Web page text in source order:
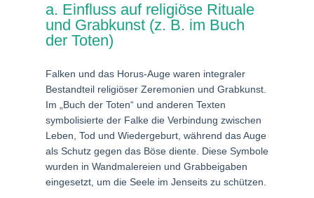
a. Einfluss auf religiöse Rituale
und Grabkunst (z. B. im Buch
der Toten)
Falken und das Horus-Auge waren integraler
Bestandteil religiöser Zeremonien und Grabkunst.
Im „Buch der Toten“ und anderen Texten
symbolisierte der Falke die Verbindung zwischen
Leben, Tod und Wiedergeburt, während das Auge
als Schutz gegen das Böse diente. Diese Symbole
wurden in Wandmalereien und Grabbeigaben
eingesetzt, um die Seele im Jenseits zu schützen.